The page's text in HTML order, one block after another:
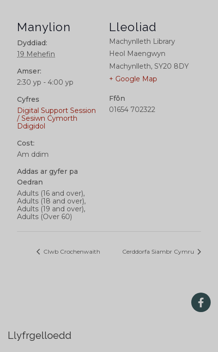
Manylion
Dyddiad:
19 Mehefin
Amser:
2:30 yp - 4:00 yp
Cyfres
Digital Support Session
/ Sesiwn Cymorth
Ddigidol
Cost:
Am ddim
Addas ar gyfer pa
Oedran
Adults (16 and over),
Adults (18 and over),
Adults (19 and over),
Adults (Over 60)
Lleoliad
Machynlleth Library
Heol Maengwyn
Machynlleth, SY20 8DY
+ Google Map
Ffôn
01654 702322
Clwb Crochenwaith Cerddorfa Siambr Cymru
Llyfrgelloedd